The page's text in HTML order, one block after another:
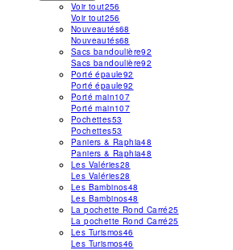
Voir tout256
Voir tout256
Nouveautés68
Nouveautés68
Sacs bandoulière92
Sacs bandoulière92
Porté épaule92
Porté épaule92
Porté main107
Porté main107
Pochettes53
Pochettes53
Paniers & Raphia48
Paniers & Raphia48
Les Valéries28
Les Valéries28
Les Bambinos48
Les Bambinos48
La pochette Rond Carré25
La pochette Rond Carré25
Les Turismos46
Les Turismos46